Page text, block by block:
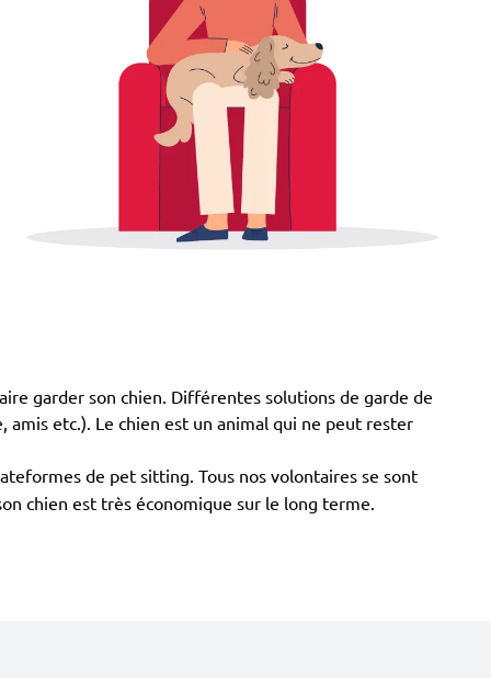
garder son chien. Différentes solutions de garde de
etc.). Le chien est un animal qui ne peut rester
de pet sitting. Tous nos volontaires se sont
chien est très économique sur le long terme.